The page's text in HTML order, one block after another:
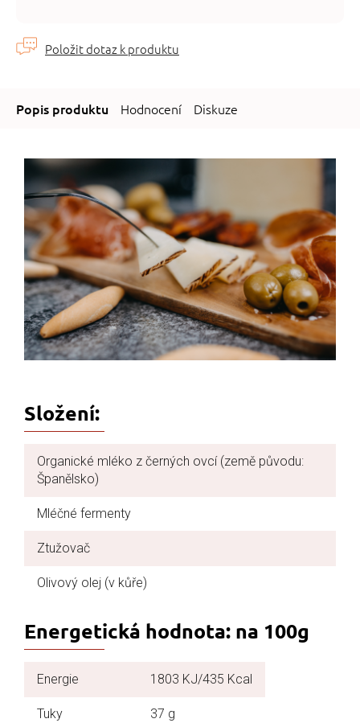
Hodnocení Diskuze
Složení:
Organické mléko z černých ovcí (země původu:
Španělsko)
Mléčné fermenty
Ztužovač
Olivový olej (v kůře)
Energetická hodnota: na 100g
Energie 1803 KJ/435 Kcal
Tuky 37 g